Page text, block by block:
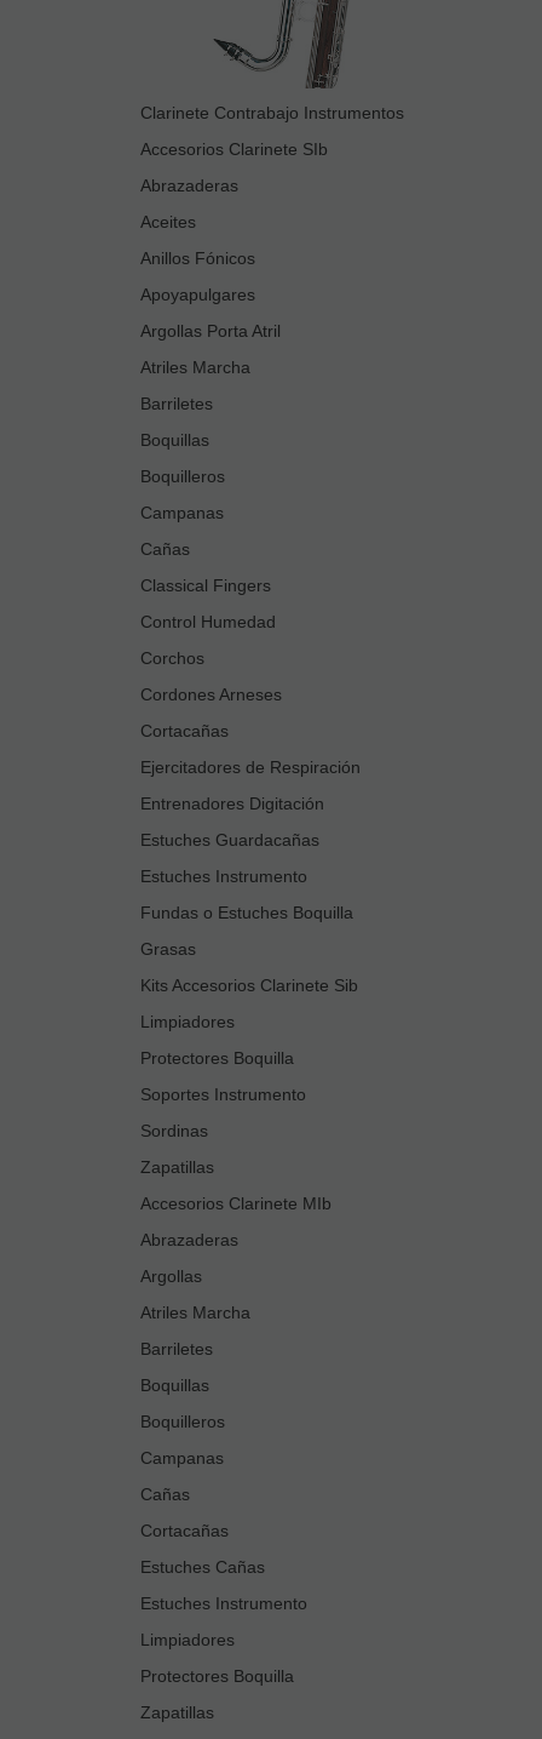
Clarinete Contrabajo Instrumentos
Accesorios Clarinete SIb
Abrazaderas
Aceites
Anillos Fónicos
Apoyapulgares
Argollas Porta Atril
Atriles Marcha
Barriletes
Boquillas
Boquilleros
Campanas
Cañas
Classical Fingers
Control Humedad
Corchos
Cordones Arneses
Cortacañas
Ejercitadores de Respiración
Entrenadores Digitación
Estuches Guardacañas
Estuches Instrumento
Fundas o Estuches Boquilla
Grasas
Kits Accesorios Clarinete Sib
Limpiadores
Protectores Boquilla
Soportes Instrumento
Sordinas
Zapatillas
Accesorios Clarinete MIb
Abrazaderas
Argollas
Atriles Marcha
Barriletes
Boquillas
Boquilleros
Campanas
Cañas
Cortacañas
Estuches Cañas
Estuches Instrumento
Limpiadores
Protectores Boquilla
Zapatillas